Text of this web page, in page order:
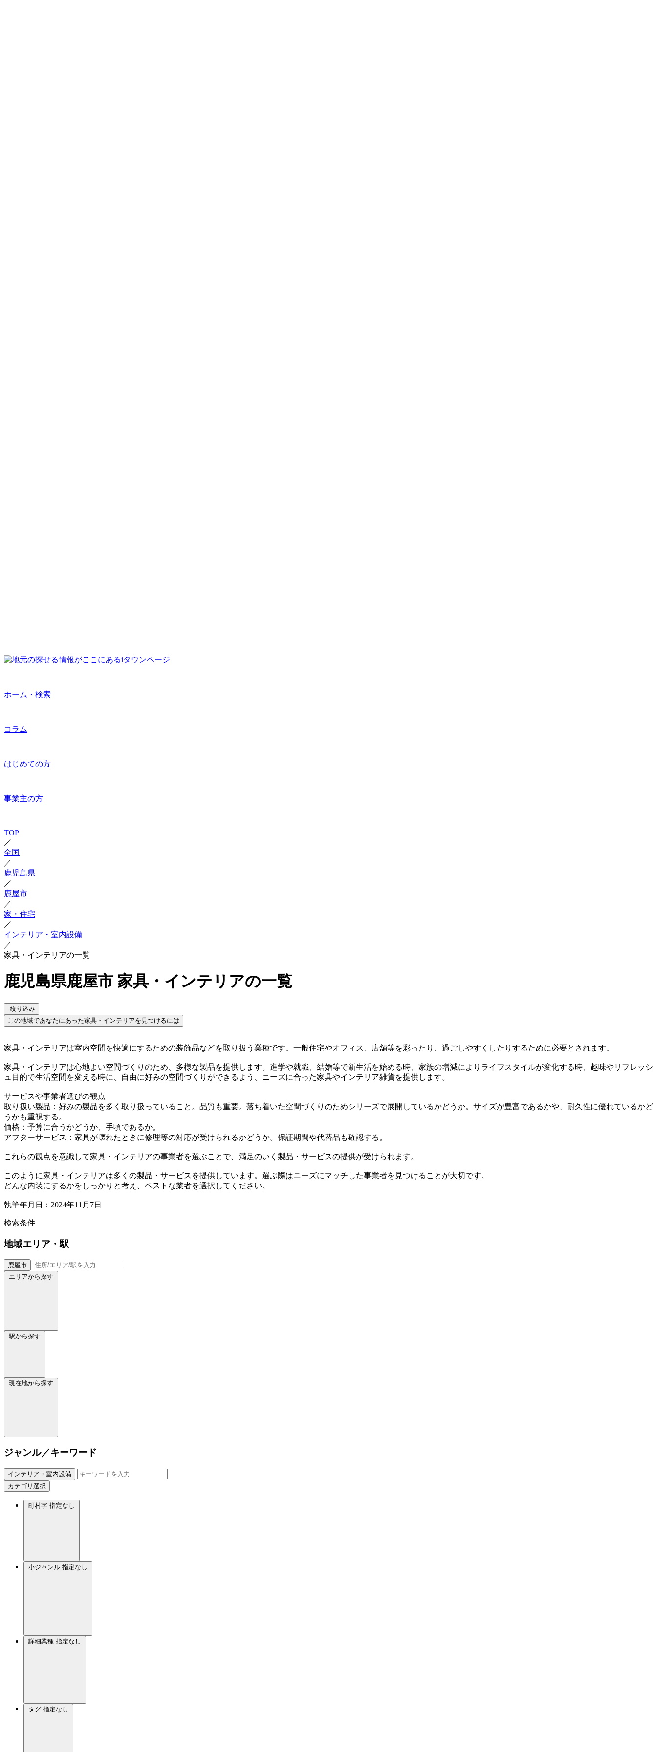
ホーム・検索
コラム
はじめての方
事業主の方
TOP
／
全国
／
鹿児島県
／
鹿屋市
／
家・住宅
／
インテリア・室内設備
／
家具・インテリアの一覧
鹿児島県鹿屋市 家具・インテリアの一覧
絞り込み
この地域であなたにあった家具・インテリアを見つけるには
家具・インテリアは室内空間を快適にするための装飾品などを取り扱う業種です。一般住宅やオフィス、店舗等を彩ったり、過ごしやすくしたりするために必要とされます。
家具・インテリアは心地よい空間づくりのため、多様な製品を提供します。進学や就職、結婚等で新生活を始める時、家族の増減によりライフスタイルが変化する時、趣味やリフレッシ
ュ目的で生活空間を変える時に、自由に好みの空間づくりができるよう、ニーズに合った家具やインテリア雑貨を提供します。
サービスや事業者選びの観点
取り扱い製品：好みの製品を多く取り扱っていること。品質も重要。落ち着いた空間づくりのためシリーズで展開しているかどうか。サイズが豊富であるかや、耐久性に優れているかど
うかも重視する。
価格：予算に合うかどうか、手頃であるか。
アフターサービス：家具が壊れたときに修理等の対応が受けられるかどうか。保証期間や代替品も確認する。
これらの観点を意識して家具・インテリアの事業者を選ぶことで、満足のいく製品・サービスの提供が受けられます。
このように家具・インテリアは多くの製品・サービスを提供しています。選ぶ際はニーズにマッチした事業者を見つけることが大切です。
どんな内装にするかをしっかりと考え、ベストな業者を選択してください。
執筆年月日：2024年11月7日
検索条件
地域エリア・駅
鹿屋市
エリアから探す
駅から探す
現在地から探す
ジャンル／キーワード
インテリア・室内設備
カテゴリ選択
町村字 指定なし
小ジャンル 指定なし
詳細業種 指定なし
タグ 指定なし